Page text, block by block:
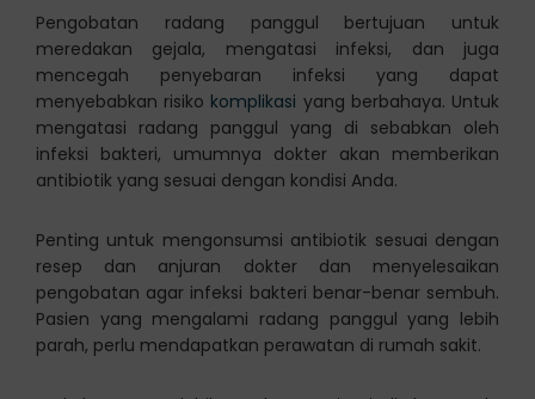
Pengobatan radang panggul bertujuan untuk
meredakan gejala, mengatasi infeksi, dan juga
mencegah penyebaran infeksi yang dapat
menyebabkan risiko komplikasi yang berbahaya. Untuk
mengatasi radang panggul yang di sebabkan oleh
infeksi bakteri, umumnya dokter akan memberikan
antibiotik yang sesuai dengan kondisi Anda.
Penting untuk mengonsumsi antibiotik sesuai dengan
resep dan anjuran dokter dan menyelesaikan
pengobatan agar infeksi bakteri benar-benar sembuh.
Pasien yang mengalami radang panggul yang lebih
parah, perlu mendapatkan perawatan di rumah sakit.